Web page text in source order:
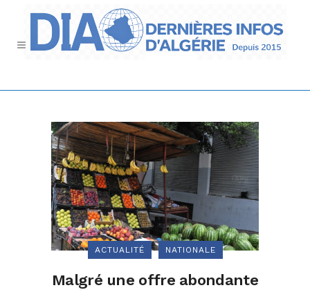
ACTUALITÉ NATIONALE
Malgré une offre abondante